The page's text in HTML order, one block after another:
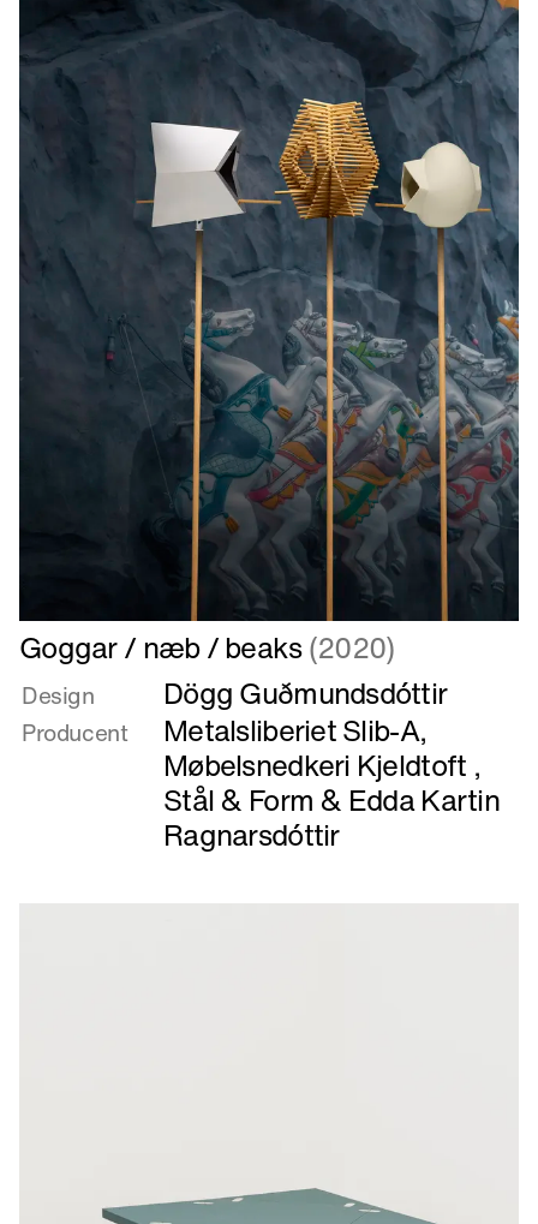
Læs
mere
om
Goggar
/
Goggar / næb / beaks(2020)
Design Dögg Guðmundsdóttir
Producent Metalsliberiet Slib-A,
Møbelsnedkeri Kjeldtoft ,
Stål & Form & Edda Kartin
Ragnarsdóttir